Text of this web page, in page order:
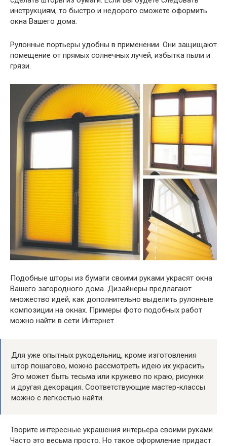
инструкциям, то быстро и недорого сможете оформить
окна Вашего дома.
Рулонные портьеры удобны в применении. Они защищают
помещение от прямых солнечных лучей, избытка пыли и
грязи.
Подобные шторы из бумаги своими руками украсят окна
Вашего загородного дома. Дизайнеры предлагают
множество идей, как дополнительно выделить рулонные
композиции на окнах. Примеры фото подобных работ
можно найти в сети Интернет.
Для уже опытных рукодельниц, кроме изготовления
штор пошагово, можно рассмотреть идею их украсить.
Это может быть тесьма или кружево по краю, рисунки
и другая декорация. Соответствующие мастер-классы
можно с легкостью найти.
Творите интересные украшения интерьера своими руками.
Часто это весьма просто. Но такое оформление придаст